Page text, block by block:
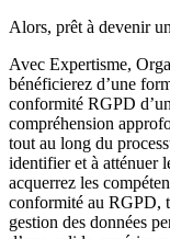
Alors, prêt à devenir
Avec Expertisme,
bénéficierez d’une
conformité RGPD
compréhension
tout au long du
identifier et à atténuer
acquerrez les
conformité au RGPD,
gestion des données